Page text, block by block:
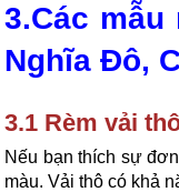
3.Các
Nghĩa Đô,
3.1 Rèm vải
Nếu bạn thích sự
màu. Vải thô có khả